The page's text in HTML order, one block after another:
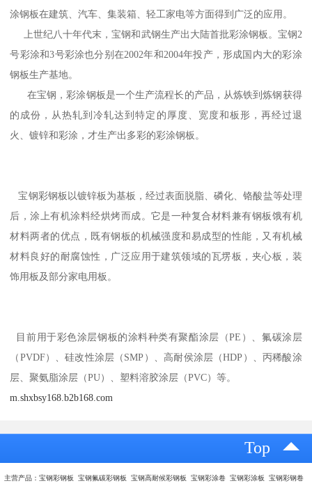
涂钢板在建筑、汽车、集装箱、轻工家电等方面得到广泛的应用。
上世纪八十年代末，宝钢和武钢生产出大陆首批彩涂钢板。宝钢2
号彩涂和3号彩涂也分别在2002年和2004年投产，形成国内大的彩涂
钢板生产基地。
在宝钢，彩涂钢板是一个生产流程长的产品，从炼铁到炼钢获得
的成份，从热轧到冷轧达到特定的厚度、宽度和板形，再经过退
火、镀锌和彩涂，才生产出多彩的彩涂钢板。
宝钢彩钢板以镀锌板为基板，经过表面脱脂、磷化、铬酸盐等处理
后，涂上有机涂料经烘烤而成。它是一种复合材料兼有钢板饿有机
材料两者的优点，既有钢板的机械强度和易成型的性能，又有机械
材料良好的耐腐蚀性，广泛应用于建筑领域的瓦塄板，夹心板，装
饰用板及部分家电用板。
目前用于彩色涂层钢板的涂料种类有聚酯涂层（PE）、氟碳涂层
（PVDF）、硅改性涂层（SMP）、高耐侯涂层（HDP）、丙稀酸涂
层、聚氨脂涂层（PU）、塑料溶胶涂层（PVC）等。
m.shxbsy168.b2b168.com
Top
主营产品：宝钢彩钢板 宝钢氟碳彩钢板 宝钢高耐候彩钢板 宝钢彩涂卷 宝钢彩涂板 宝钢彩钢卷